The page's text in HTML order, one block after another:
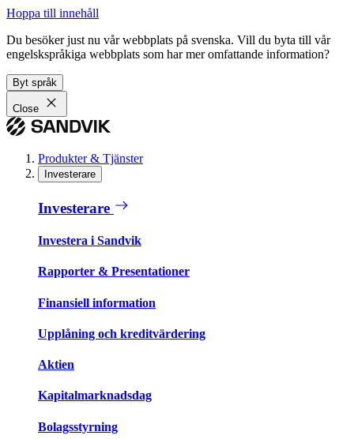
Hoppa till innehåll
Du besöker just nu vår webbplats på svenska. Vill du byta till vår
engelskspråkiga webbplats som har mer omfattande information?
Byt språk
Close
Produkter & Tjänster
Investerare
Investerare
Investera i Sandvik
Rapporter & Presentationer
Finansiell information
Upplåning och kreditvärdering
Aktien
Kapitalmarknadsdag
Bolagsstyrning